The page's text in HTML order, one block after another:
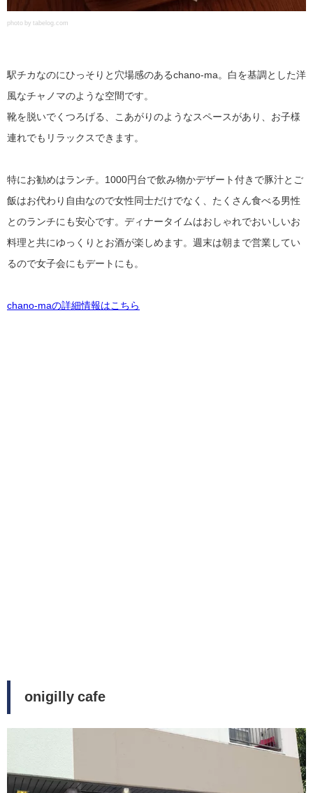
photo by tabelog.com
駅チカなのにひっそりと穴場感のあるchano-ma。白を基調とした洋
風なチャノマのような空間です。
靴を脱いでくつろげる、こあがりのようなスペースがあり、お子様
連れでもリラックスできます。
特にお勧めはランチ。1000円台で飲み物かデザート付きで豚汁とご
飯はお代わり自由なので女性同士だけでなく、たくさん食べる男性
とのランチにも安心です。ディナータイムはおしゃれでおいしいお
料理と共にゆっくりとお酒が楽しめます。週末は朝まで営業してい
るので女子会にもデートにも。
chano-maの詳細情報はこちら
onigilly cafe